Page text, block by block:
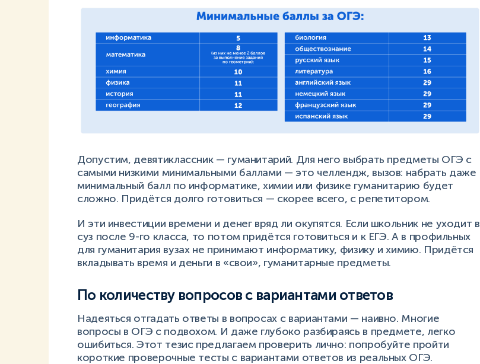
Допустим, девятиклассник — гуманитарий. Для него выбрать предметы ОГЭ с
самыми низкими минимальными баллами — это челлендж, вызов: набрать даже
минимальный балл по информатике, химии или физике гуманитарию будет
сложно. Придётся долго готовиться — скорее всего, с репетитором.
И эти инвестиции времени и денег вряд ли окупятся. Если школьник не уходит в
суз после 9-го класса, то потом придётся готовиться и к ЕГЭ. А в профильных
для гуманитария вузах не принимают информатику, физику и химию. Придётся
вкладывать время и деньги в «свои», гуманитарные предметы.
По количеству вопросов с вариантами ответов
Надеяться отгадать ответы в вопросах с вариантами — наивно. Многие
вопросы в ОГЭ с подвохом. И даже глубоко разбираясь в предмете, легко
ошибиться. Этот тезис предлагаем проверить лично: попробуйте пройти
короткие проверочные тесты с вариантами ответов из реальных ОГЭ.